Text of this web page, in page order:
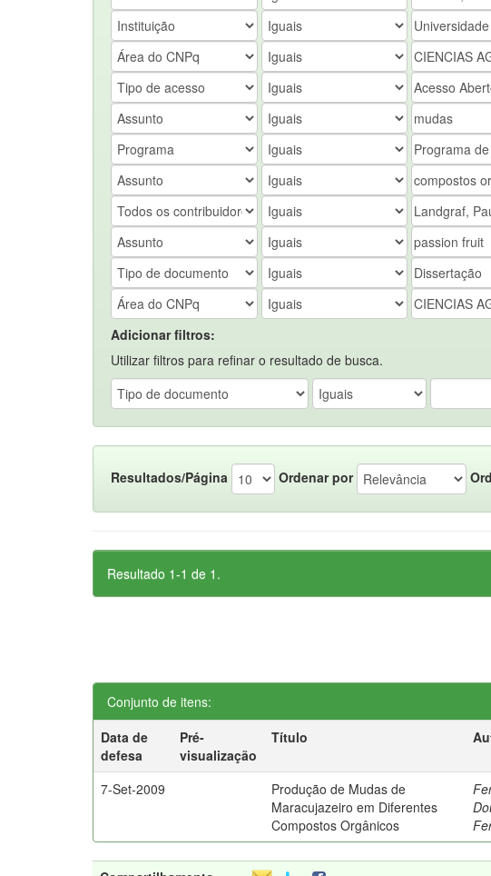
Adicionar filtros:
Utilizar filtros para refinar o resultado de busca.
Resultados/Página Ordenar por
Resultado 1-1 de 1.
Conjunto de itens:
Data de
defesa
Pré-
visualização
Título
7-Set-2009
Produção de Mudas de
Maracujazeiro em Diferentes
Compostos Orgânicos